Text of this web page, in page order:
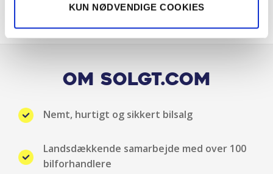
KUN NØDVENDIGE COOKIES
Højdejusterbart passagersæde
Infocenter
Kopholder
Om Solgt.com
Nemt, hurtigt og sikkert bilsalg
Landsdækkende samarbejde med over 100
bilforhandlere